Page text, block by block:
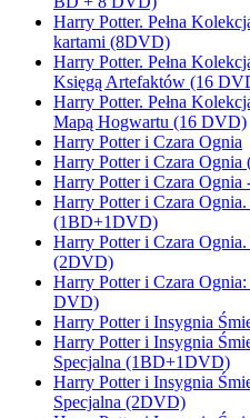
Harry Potter. Pełna
kartami (8DVD)
Harry Potter. Pełna
Księgą Artefaktów (16
Harry Potter. Pełna
Mapą Hogwartu (16 DVD)
Harry Potter i Czara Ognia
Harry Potter i Czara
Harry Potter i Czara
Harry Potter i Czara
(1BD+1DVD)
Harry Potter i Czara
(2DVD)
Harry Potter i Czara
DVD)
Harry Potter i Insygnia
Harry Potter i Insygnia
Specjalna (1BD+1DVD)
Harry Potter i Insygnia
Specjalna (2DVD)